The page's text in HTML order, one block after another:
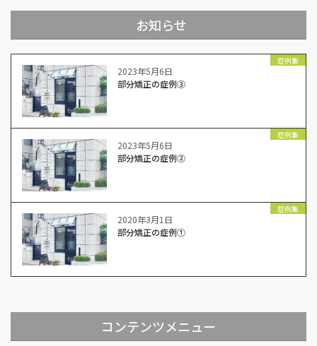
お知らせ
2023年5月6日
症例集
部分矯正の症例③
2023年5月6日
症例集
部分矯正の症例②
2020年3月1日
症例集
部分矯正の症例①
コンテンツメニュー